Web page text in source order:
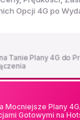
Opcji 4G po
Tanie Plany 4G do
Mocniejsze Plany
Gotowymi na